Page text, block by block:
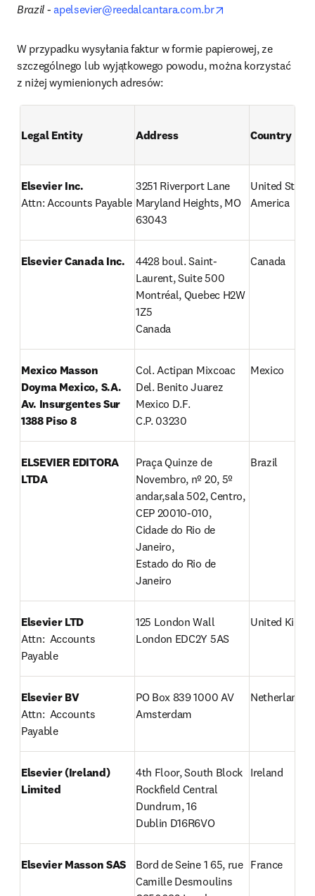
Brazil - apelsevier@reedalcantara.com.br
W przypadku wysyłania faktur w formie papierowej, ze
szczególnego lub wyjątkowego powodu, można korzystać
z niżej wymienionych adresów:
Legal Entity Address Country
Elsevier Inc.
Attn: Accounts Payable
3251 Riverport Lane
Maryland Heights, MO
63043
United
America
Elsevier Canada Inc.
4428 boul. Saint-
Laurent, Suite 500
Montréal, Quebec H2W
1Z5
Canada
Canada
Mexico Masson
Doyma Mexico, S.A.
Av. Insurgentes Sur
1388 Piso 8
Col. Actipan Mixcoac
Del. Benito Juarez
Mexico D.F.
C.P. 03230
Mexico
ELSEVIER EDITORA
LTDA
Praça Quinze de
Novembro, nº 20, 5º
andar,sala 502, Centro,
CEP 20010-010,
Cidade do Rio de
Janeiro,
Estado do Rio de
Janeiro
Brazil
Elsevier LTD
Attn:  Accounts
Payable
London EDC2Y 5AS
United
Elsevier BV
Attn:  Accounts
Payable
PO Box 839 1000 AV
Amsterdam
Netherlands
Elsevier (Ireland)
Limited
4th Floor, South Block
Rockfield Central
Dundrum, 16
Dublin D16R6VO
Ireland
Elsevier Masson SAS
Bord de Seine 1 65, rue
Camille Desmoulins
France